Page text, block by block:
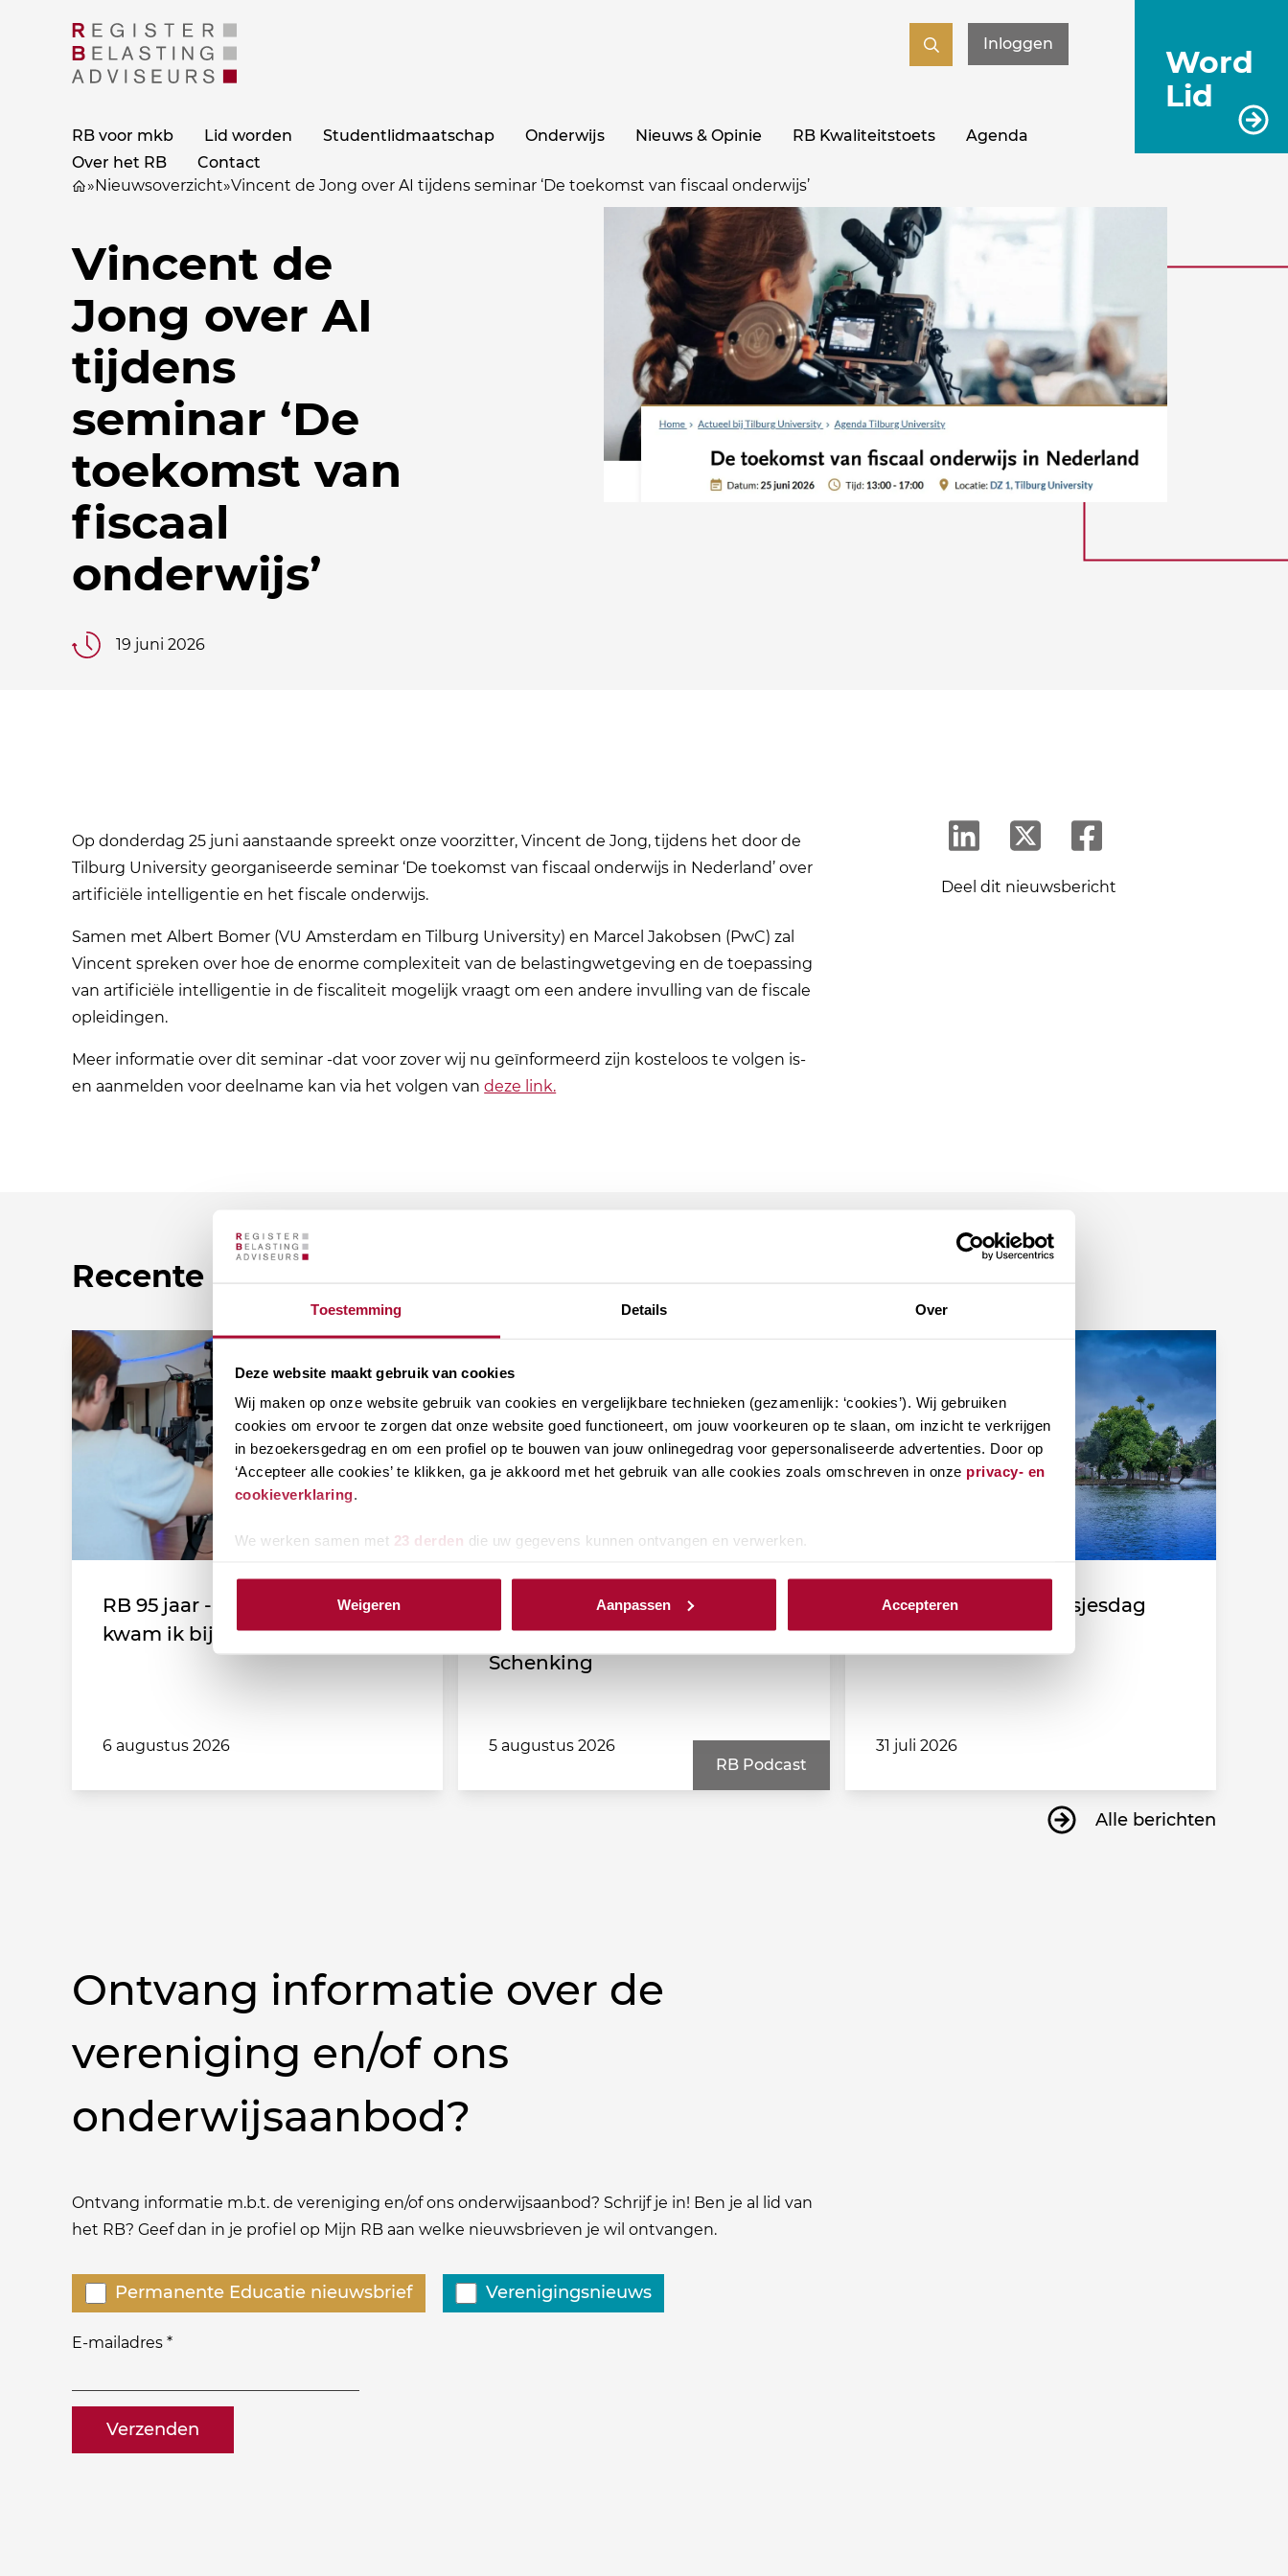
Toestemming Details Over
Deze website maakt gebruik van cookies
Wij maken op onze website gebruik van cookies en vergelijkbare technieken (gezamenlijk: ‘cookies’). Wij gebruiken
cookies om ervoor te zorgen dat onze website goed functioneert, om jouw voorkeuren op te slaan, om inzicht te verkrijgen
in bezoekersgedrag en om een profiel op te bouwen van jouw onlinegedrag voor gepersonaliseerde advertenties. Door op
‘Accepteer alle cookies’ te klikken, ga je akkoord met het gebruik van alle cookies zoals omschreven in onze privacy- en
cookieverklaring.
We werken samen met 23 derden die uw gegevens kunnen ontvangen en verwerken.
Weigeren Aanpassen Accepteren
Word
Lid
Inloggen
RB voor mkb Lid worden Studentlidmaatschap Onderwijs Nieuws & Opinie RB Kwaliteitstoets
Agenda
Over het RB
Contact
»Nieuwsoverzicht»Vincent de Jong over AI tijdens seminar ‘De toekomst van fiscaal onderwijs’
Vincent de
Jong over AI
tijdens
seminar ‘De
toekomst van
fiscaal
onderwijs’
19 juni 2026
Op donderdag 25 juni aanstaande spreekt onze voorzitter, Vincent de Jong, tijdens het door de
Tilburg University georganiseerde seminar ‘De toekomst van fiscaal onderwijs in Nederland’ over
artificiële intelligentie en het fiscale onderwijs.
Samen met Albert Bomer (VU Amsterdam en Tilburg University) en Marcel Jakobsen (PwC) zal
Vincent spreken over hoe de enorme complexiteit van de belastingwetgeving en de toepassing
van artificiële intelligentie in de fiscaliteit mogelijk vraagt om een andere invulling van de fiscale
opleidingen.
Meer informatie over dit seminar -dat voor zover wij nu geïnformeerd zijn kosteloos te volgen is-
en aanmelden voor deelname kan via het volgen vandeze link.
Deel dit nieuwsbericht
Recente nieuwsberichten
RB 95 jaar - Leden vertellen: Zo
kwam ik bij de vereniging!
6 augustus 2026
RB Podcast (afl. 172): Notaris
Rina Klaver over de Papieren
Schenking
5 augustus 2026
RB Podcast
Fiscale duiding Prinsjesdag
2026
31 juli 2026
Alle berichten
Ontvang informatie over de
vereniging en/of ons
onderwijsaanbod?
Ontvang informatie m.b.t. de vereniging en/of ons onderwijsaanbod? Schrijf je in! Ben je al lid van
het RB? Geef dan in je profiel op Mijn RB aan welke nieuwsbrieven je wil ontvangen.
E-mailadres *
naam@bedrijf.nl
Welke
nieuwsbrieven
zou
willen
ontvangen?
Permanente Educatie nieuwsbrief Verenigingsnieuws